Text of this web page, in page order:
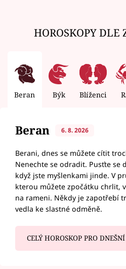
HOROSKOPY DLE
Beran Býk Blíženci
Beran 6. 8. 2026
Berani, dnes se můžete cítit
Nenechte se odradit. Pusťte
když jste myšlenkami jinde. V
kterou můžete zpočátku chrlit,
na rameni. Někdy je zapotřebí
vedla ke slastné odměně.
CELÝ HOROSKOP PRO